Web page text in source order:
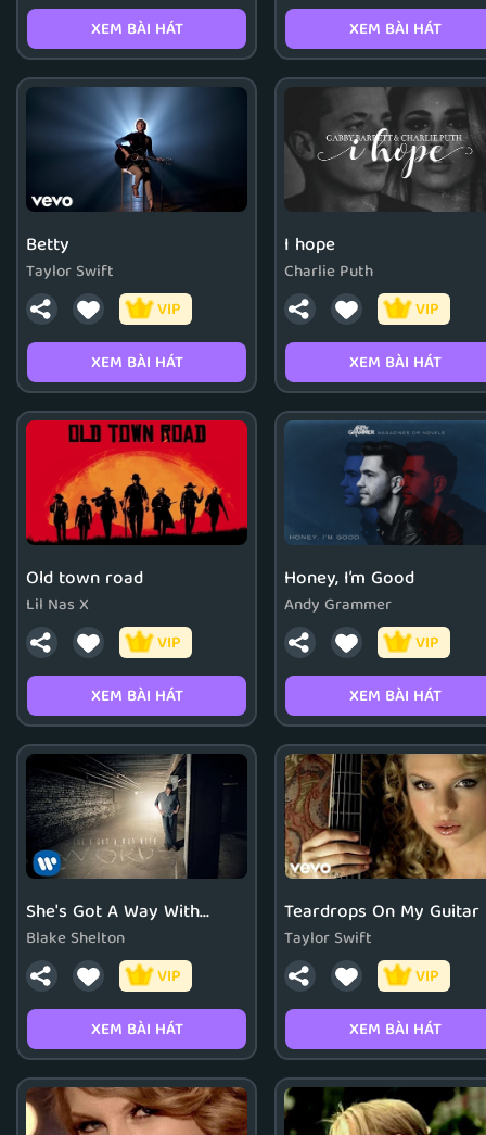
XEM BÀI HÁT XEM BÀI HÁT
Betty
Taylor Swift
VIP
XEM BÀI HÁT
I hope
Charlie Puth
VIP
XEM BÀI HÁT
Old town road
Lil Nas X
VIP
XEM BÀI HÁT
Honey, I’m Good
Andy Grammer
VIP
XEM BÀI HÁT
She's Got A Way With
Words
Blake Shelton
VIP
XEM BÀI HÁT
Teardrops On My Guitar
Taylor Swift
VIP
XEM BÀI HÁT